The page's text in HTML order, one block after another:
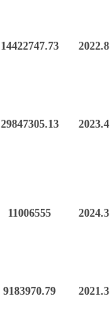
14422747.73 2022.8
29847305.13 2023.4
11006555 2024.3
9183970.79 2021.3